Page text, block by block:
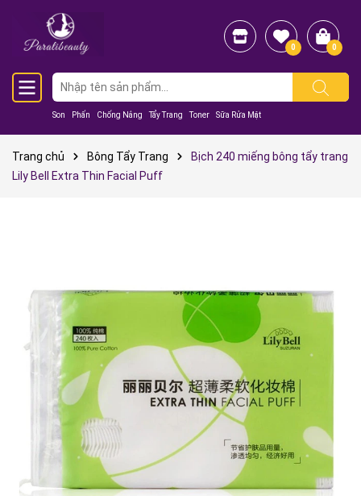
Son Phấn Chống Nắng Tẩy Trang Toner Sữa Rửa Mặt
0 0
Trang chủ Bông Tẩy Trang
Bịch 240 miếng bông tẩy trang
Lily Bell Extra Thin Facial Puff